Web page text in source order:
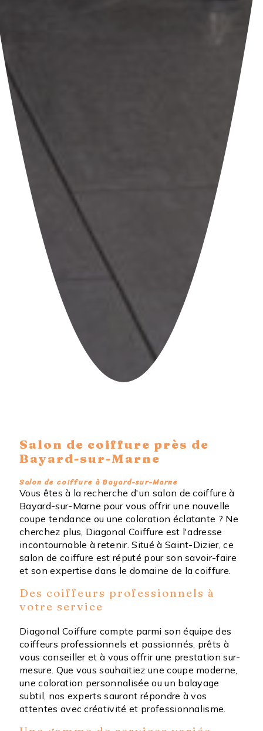
Salon de coiffure près de
Bayard-sur-Marne
Salon de coiffure à Bayard-sur-Marne
Vous êtes à la recherche d'un salon de coiffure à
Bayard-sur-Marne pour vous offrir une nouvelle
coupe tendance ou une coloration éclatante ? Ne
cherchez plus, Diagonal Coiffure est l'adresse
incontournable à retenir. Situé à Saint-Dizier, ce
salon de coiffure est réputé pour son savoir-faire
et son expertise dans le domaine de la coiffure.
Des coiffeurs professionnels à
votre service
Diagonal Coiffure compte parmi son équipe des
coiffeurs professionnels et passionnés, prêts à
vous conseiller et à vous offrir une prestation sur-
mesure. Que vous souhaitiez une coupe moderne,
une coloration personnalisée ou un balayage
subtil, nos experts sauront répondre à vos
attentes avec créativité et professionnalisme.